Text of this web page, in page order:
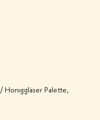
/ Honiggläser Palette,